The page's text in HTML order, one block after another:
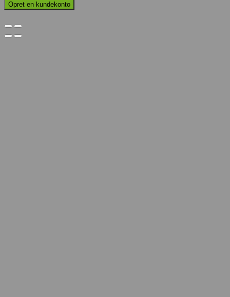
Opret en kundekonto